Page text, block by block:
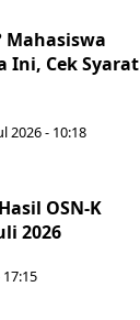
Mahasiswa
Ini, Cek Syarat
2026 - 10:18
OSN-K
2026
17:15